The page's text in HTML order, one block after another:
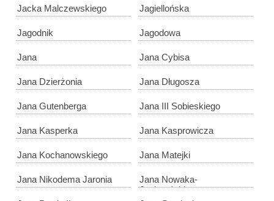
Jacka Malczewskiego Jagiellońska
Jagodnik Jagodowa
Jana Jana Cybisa
Jana Dzierżonia Jana Długosza
Jana Gutenberga Jana III Sobieskiego
Jana Kasperka Jana Kasprowicza
Jana Kochanowskiego Jana Matejki
Jana Nikodema Jaronia
Jana Nowaka-
Jeziorańskiego